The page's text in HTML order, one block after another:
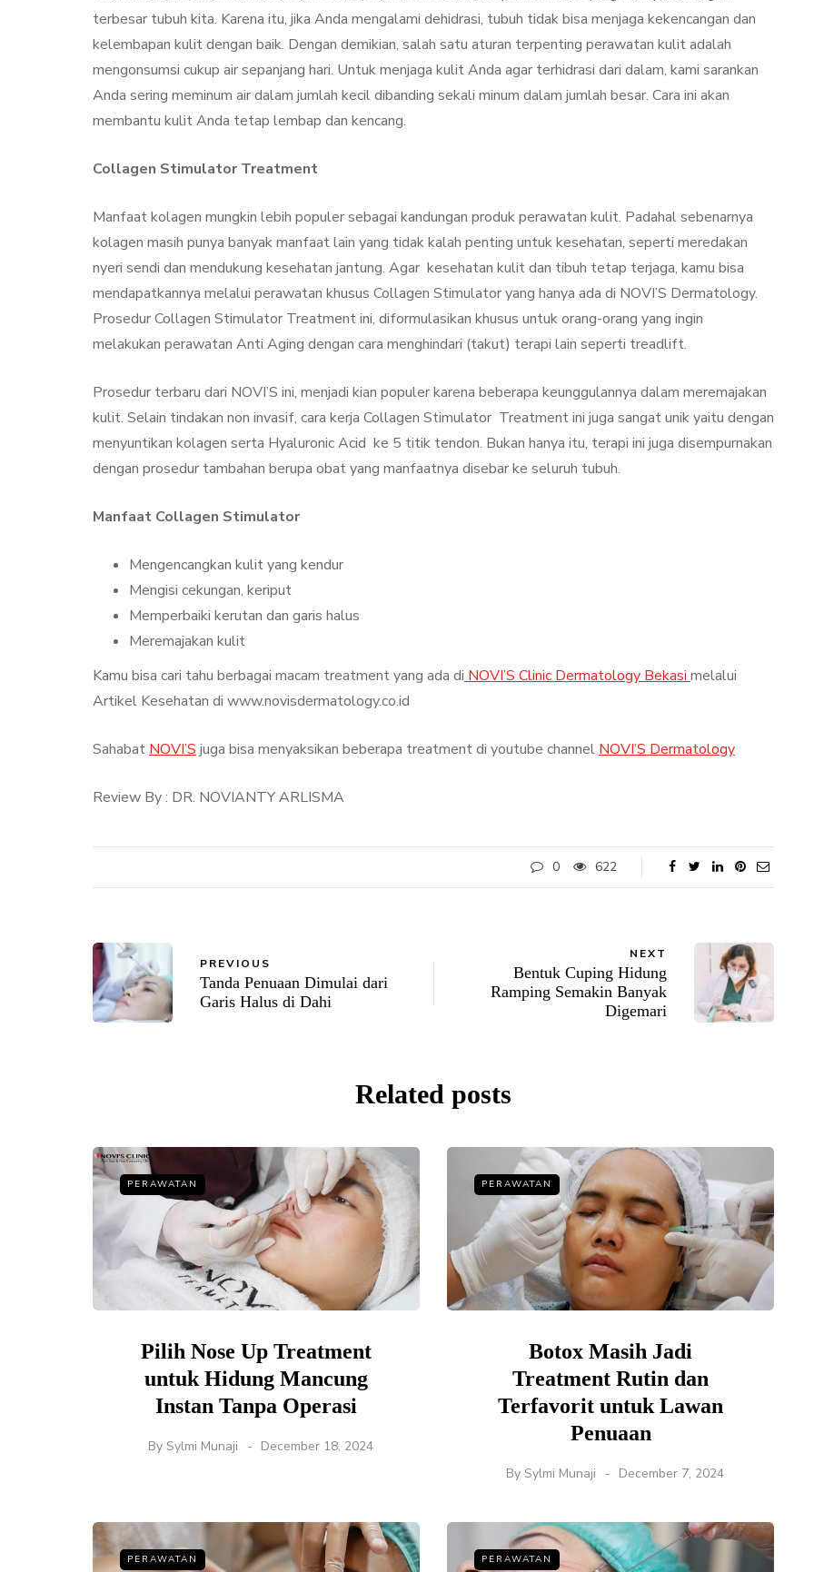
terbesar tubuh kita. Karena itu, jika Anda mengalami dehidrasi, tubuh tidak bisa menjaga kekencangan dan
kelembapan kulit dengan baik. Dengan demikian, salah satu aturan terpenting perawatan kulit adalah
mengonsumsi cukup air sepanjang hari. Untuk menjaga kulit Anda agar terhidrasi dari dalam, kami sarankan
Anda sering meminum air dalam jumlah kecil dibanding sekali minum dalam jumlah besar. Cara ini akan
membantu kulit Anda tetap lembap dan kencang.
Collagen Stimulator Treatment
Manfaat kolagen mungkin lebih populer sebagai kandungan produk perawatan kulit. Padahal sebenarnya
kolagen masih punya banyak manfaat lain yang tidak kalah penting untuk kesehatan, seperti meredakan
nyeri sendi dan mendukung kesehatan jantung. Agar kesehatan kulit dan tibuh tetap terjaga, kamu bisa
mendapatkannya melalui perawatan khusus Collagen Stimulator yang hanya ada di NOVI’S Dermatology.
Prosedur Collagen Stimulator Treatment ini, diformulasikan khusus untuk orang-orang yang ingin
melakukan perawatan Anti Aging dengan cara menghindari (takut) terapi lain seperti treadlift.
Prosedur terbaru dari NOVI’S ini, menjadi kian populer karena beberapa keunggulannya dalam meremajakan
kulit. Selain tindakan non invasif, cara kerja Collagen Stimulator Treatment ini juga sangat unik yaitu dengan
menyuntikan kolagen serta Hyaluronic Acid ke 5 titik tendon. Bukan hanya itu, terapi ini juga disempurnakan
dengan prosedur tambahan berupa obat yang manfaatnya disebar ke seluruh tubuh.
Manfaat Collagen Stimulator
Mengencangkan kulit yang kendur
Mengisi cekungan, keriput
Memperbaiki kerutan dan garis halus
Meremajakan kulit
Kamu bisa cari tahu berbagai macam treatment yang ada di NOVI’S Clinic Dermatology Bekasi melalui
Artikel Kesehatan di www.novisdermatology.co.id
Sahabat NOVI’S juga bisa menyaksikan beberapa treatment di youtube channel NOVI’S Dermatology
Review By : DR. NOVIANTY ARLISMA
0 622
PREVIOUS
Tanda Penuaan Dimulai dari
Garis Halus di Dahi
NEXT
Bentuk Cuping Hidung
Ramping Semakin Banyak
Digemari
Related posts
PERAWATAN
Pilih Nose Up Treatment
untuk Hidung Mancung
Instan Tanpa Operasi
By Sylmi Munaji December 18, 2024
PERAWATAN
Botox Masih Jadi
Treatment Rutin dan
Terfavorit untuk Lawan
Penuaan
By Sylmi Munaji December 7, 2024
PERAWATAN PERAWATAN